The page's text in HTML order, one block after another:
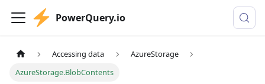
PowerQuery.io
Accessing data
AzureStorage
AzureStorage.BlobContents